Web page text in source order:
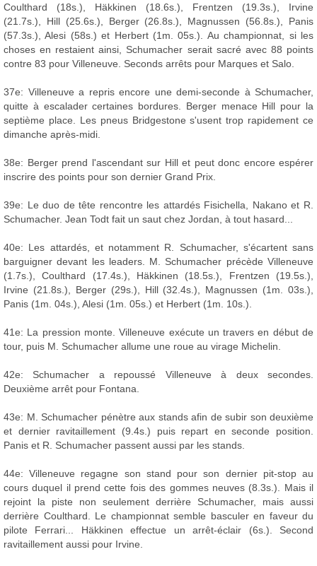
Coulthard (18s.), Häkkinen (18.6s.), Frentzen (19.3s.), Irvine
(21.7s.), Hill (25.6s.), Berger (26.8s.), Magnussen (56.8s.), Panis
(57.3s.), Alesi (58s.) et Herbert (1m. 05s.). Au championnat, si les
choses en restaient ainsi, Schumacher serait sacré avec 88 points
contre 83 pour Villeneuve. Seconds arrêts pour Marques et Salo.
37e: Villeneuve a repris encore une demi-seconde à Schumacher,
quitte à escalader certaines bordures. Berger menace Hill pour la
septième place. Les pneus Bridgestone s'usent trop rapidement ce
dimanche après-midi.
38e: Berger prend l'ascendant sur Hill et peut donc encore espérer
inscrire des points pour son dernier Grand Prix.
39e: Le duo de tête rencontre les attardés Fisichella, Nakano et R.
Schumacher. Jean Todt fait un saut chez Jordan, à tout hasard...
40e: Les attardés, et notamment R. Schumacher, s'écartent sans
barguigner devant les leaders. M. Schumacher précède Villeneuve
(1.7s.), Coulthard (17.4s.), Häkkinen (18.5s.), Frentzen (19.5s.),
Irvine (21.8s.), Berger (29s.), Hill (32.4s.), Magnussen (1m. 03s.),
Panis (1m. 04s.), Alesi (1m. 05s.) et Herbert (1m. 10s.).
41e: La pression monte. Villeneuve exécute un travers en début de
tour, puis M. Schumacher allume une roue au virage Michelin.
42e: Schumacher a repoussé Villeneuve à deux secondes.
Deuxième arrêt pour Fontana.
43e: M. Schumacher pénètre aux stands afin de subir son deuxième
et dernier ravitaillement (9.4s.) puis repart en seconde position.
Panis et R. Schumacher passent aussi par les stands.
44e: Villeneuve regagne son stand pour son dernier pit-stop au
cours duquel il prend cette fois des gommes neuves (8.3s.). Mais il
rejoint la piste non seulement derrière Schumacher, mais aussi
derrière Coulthard. Le championnat semble basculer en faveur du
pilote Ferrari... Häkkinen effectue un arrêt-éclair (6s.). Second
ravitaillement aussi pour Irvine.